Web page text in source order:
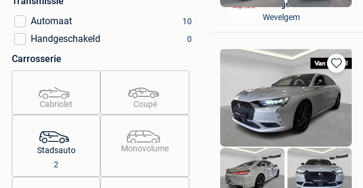
Automaat
10
Handgeschakeld 0
Carrosserie
Cabriolet Coupé
Stadsauto
2
Monovolume
Garage Palermo
Wevelgem
Bewaren
in
Mijn
Favorieten